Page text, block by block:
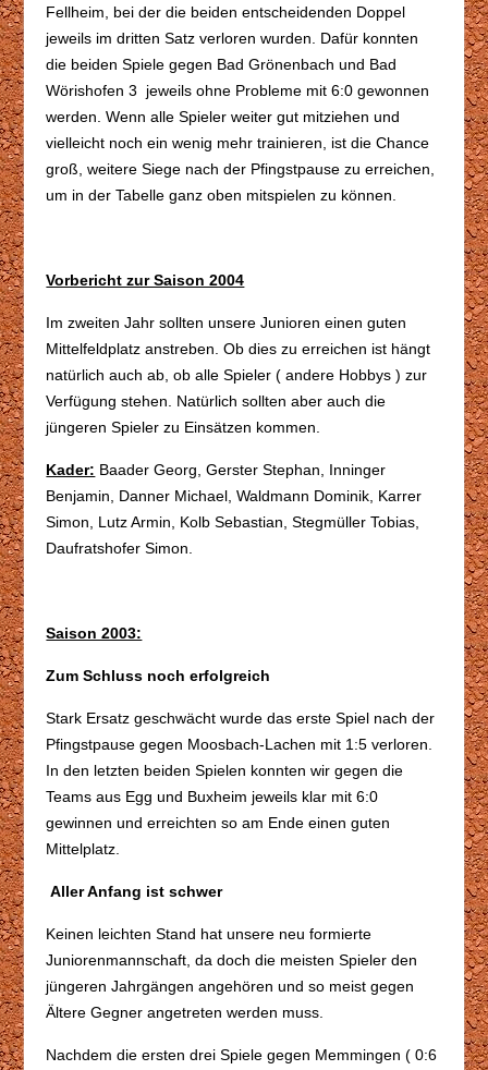
Fellheim, bei der die beiden entscheidenden Doppel
jeweils im dritten Satz verloren wurden. Dafür konnten
die beiden Spiele gegen Bad Grönenbach und Bad
Wörishofen 3 jeweils ohne Probleme mit 6:0 gewonnen
werden. Wenn alle Spieler weiter gut mitziehen und
vielleicht noch ein wenig mehr trainieren, ist die Chance
groß, weitere Siege nach der Pfingstpause zu erreichen,
um in der Tabelle ganz oben mitspielen zu können.
Vorbericht zur Saison 2004
Im zweiten Jahr sollten unsere Junioren einen guten
Mittelfeldplatz anstreben. Ob dies zu erreichen ist hängt
natürlich auch ab, ob alle Spieler ( andere Hobbys ) zur
Verfügung stehen. Natürlich sollten aber auch die
jüngeren Spieler zu Einsätzen kommen.
Kader: Baader Georg, Gerster Stephan, Inninger
Benjamin, Danner Michael, Waldmann Dominik, Karrer
Simon, Lutz Armin, Kolb Sebastian, Stegmüller Tobias,
Daufratshofer Simon.
Saison 2003:
Zum Schluss noch erfolgreich
Stark Ersatz geschwächt wurde das erste Spiel nach der
Pfingstpause gegen Moosbach-Lachen mit 1:5 verloren.
In den letzten beiden Spielen konnten wir gegen die
Teams aus Egg und Buxheim jeweils klar mit 6:0
gewinnen und erreichten so am Ende einen guten
Mittelplatz.
Aller Anfang ist schwer
Keinen leichten Stand hat unsere neu formierte
Juniorenmannschaft, da doch die meisten Spieler den
jüngeren Jahrgängen angehören und so meist gegen
Ältere Gegner angetreten werden muss.
Nachdem die ersten drei Spiele gegen Memmingen ( 0:6